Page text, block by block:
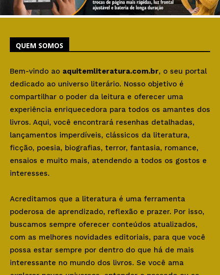
QUEM SOMOS
Bem-vindo ao aquitemliteratura.com.br, o seu portal
dedicado ao universo literário. Nosso objetivo é
compartilhar o poder da leitura e oferecer uma
experiência enriquecedora para todos os amantes dos
livros. Aqui, você encontrará resenhas detalhadas,
lançamentos imperdíveis, clássicos da literatura,
ficção, poesia, biografias, terror, fantasia, romance,
ensaios e muito mais, atendendo a todos os gostos e
interesses.
Acreditamos que a literatura é uma ferramenta
poderosa de aprendizado, reflexão e prazer. Por isso,
buscamos sempre oferecer conteúdos atualizados,
com as melhores novidades editoriais, para que você
possa estar sempre por dentro do que há de mais
interessante no mundo dos livros. Se você ama